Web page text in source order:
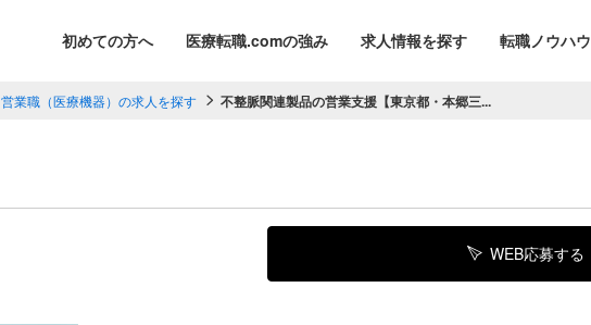
初めての方へ 医療転職.comの強み 求人情報を探す 転職ノウハウ
営業職（医療機器）の求人を探す 不整脈関連製品の営業支援【東京都・本郷三...
WEB応募する